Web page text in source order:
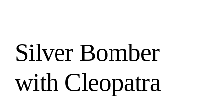
Silver Bomber
with Cleopatra